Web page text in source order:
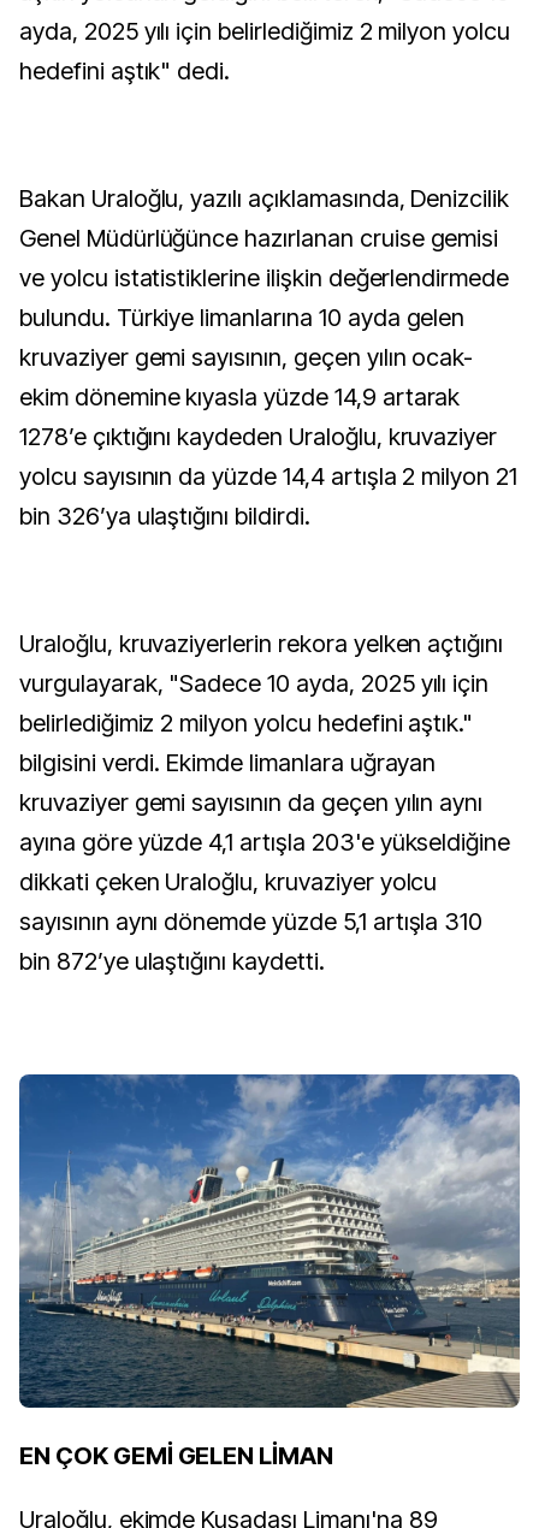
ayda, 2025 yılı için belirlediğimiz 2 milyon yolcu
hedefini aştık" dedi.
Bakan Uraloğlu, yazılı açıklamasında, Denizcilik
Genel Müdürlüğünce hazırlanan cruise gemisi
ve yolcu istatistiklerine ilişkin değerlendirmede
bulundu. Türkiye limanlarına 10 ayda gelen
kruvaziyer gemi sayısının, geçen yılın ocak-
ekim dönemine kıyasla yüzde 14,9 artarak
1278’e çıktığını kaydeden Uraloğlu, kruvaziyer
yolcu sayısının da yüzde 14,4 artışla 2 milyon 21
bin 326’ya ulaştığını bildirdi.
Uraloğlu, kruvaziyerlerin rekora yelken açtığını
vurgulayarak, "Sadece 10 ayda, 2025 yılı için
belirlediğimiz 2 milyon yolcu hedefini aştık."
bilgisini verdi. Ekimde limanlara uğrayan
kruvaziyer gemi sayısının da geçen yılın aynı
ayına göre yüzde 4,1 artışla 203'e yükseldiğine
dikkati çeken Uraloğlu, kruvaziyer yolcu
sayısının aynı dönemde yüzde 5,1 artışla 310
bin 872’ye ulaştığını kaydetti.
EN ÇOK GEMİ GELEN LİMAN
Uraloğlu, ekimde Kuşadası Limanı'na 89